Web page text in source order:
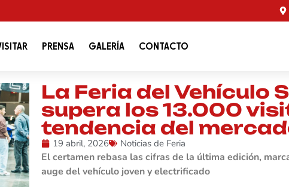
PRENSA GALERÍA CONTACTO
La Feria del Vehículo
supera los 13.000
tendencia del
19 abril, 2026 Noticias de Feria
El certamen rebasa las cifras de la última edición,
auge del vehículo joven y electrificado